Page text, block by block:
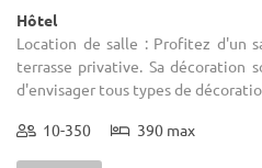
Hôtel
Location de salle : Profitez d'un
terrasse privative. Sa décoration
d'envisager tous types de
10-350 390 max